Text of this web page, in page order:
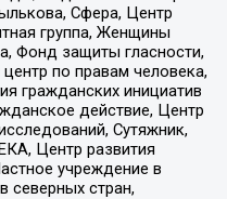
Сфера, Центр
группа, Женщины
Фонд защиты гласности,
по правам человека,
гражданских инициатив
действие, Центр
Сутяжник,
Центр развития
учреждение в
северных стран,